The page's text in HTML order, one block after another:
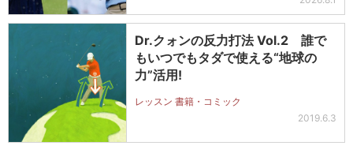
Dr.クォンの反力打法 Vol.2 誰で
もいつでもタダで使える“地球の
力”活用!
レッスン 書籍・コミック
2019.6.3